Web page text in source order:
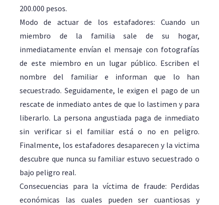
200.000 pesos.
Modo de actuar de los estafadores: Cuando un
miembro de la familia sale de su hogar,
inmediatamente envían el mensaje con fotografías
de este miembro en un lugar público. Escriben el
nombre del familiar e informan que lo han
secuestrado. Seguidamente, le exigen el pago de un
rescate de inmediato antes de que lo lastimen y para
liberarlo. La persona angustiada paga de inmediato
sin verificar si el familiar está o no en peligro.
Finalmente, los estafadores desaparecen y la victima
descubre que nunca su familiar estuvo secuestrado o
bajo peligro real.
Consecuencias para la víctima de fraude: Perdidas
económicas las cuales pueden ser cuantiosas y